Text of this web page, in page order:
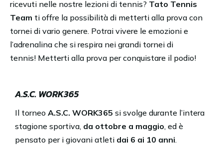
ricevuti nelle nostre lezioni di tennis? Tato Tennis
Team ti offre la possibilità di metterti alla prova con
tornei di vario genere. Potrai vivere le emozioni e
l’adrenalina che si respira nei grandi tornei di
tennis! Metterti alla prova per conquistare il podio!
A.S.C. WORK365
Il torneo A.S.C. WORK365 si svolge durante l’intera
stagione sportiva, da ottobre a maggio, ed è
pensato per i giovani atleti dai 6 ai 10 anni.